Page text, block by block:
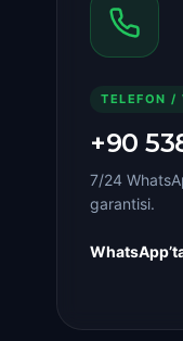
TELEFON /
+90
7/24
garantisi.